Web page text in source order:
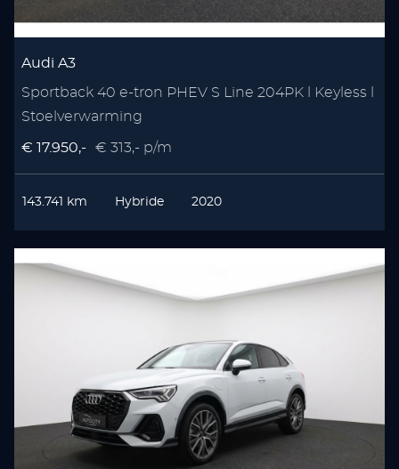
Audi A3
Sportback 40 e-tron PHEV S Line 204PK l Keyless l
Stoelverwarming
€ 17.950,- € 313,- p/m
143.741 km Hybride 2020